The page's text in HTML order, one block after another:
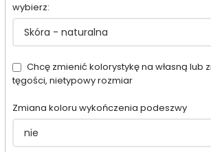
wybierz:
Chcę zmienić kolorystykę na własną lub
tęgości, nietypowy rozmiar
Zmiana koloru wykończenia podeszwy